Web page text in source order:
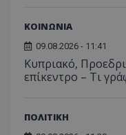
ΚΟΙΝΩΝΙΑ
09.08.2026 - 11:41
Κυπριακό,
επίκεντρο – Τι
ΠΟΛΙΤΙΚΗ